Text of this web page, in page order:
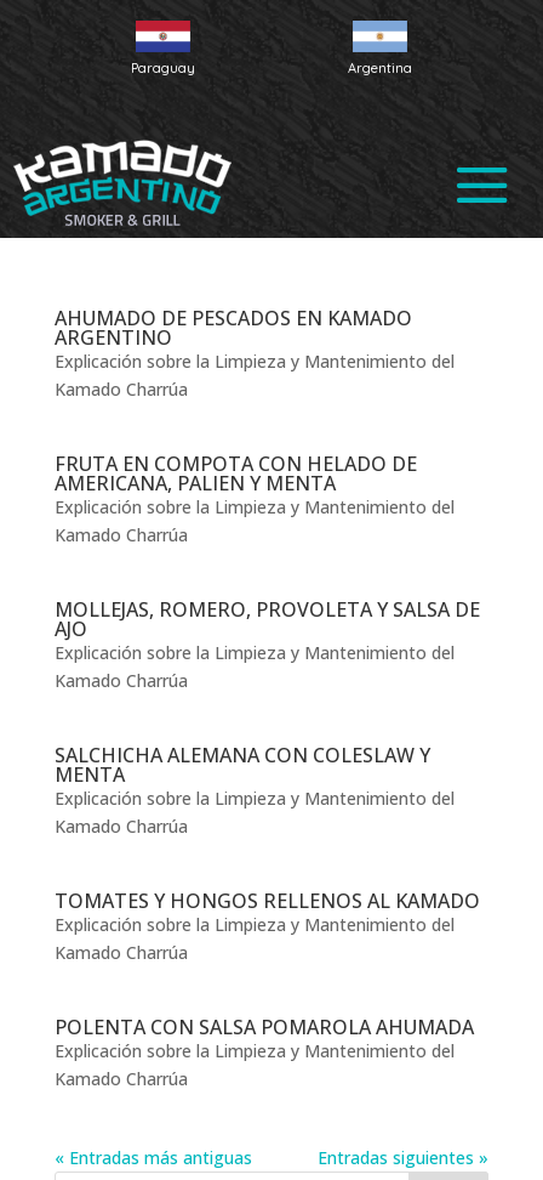
Paraguay Argentina
AHUMADO DE PESCADOS EN KAMADO
ARGENTINO
Explicación sobre la Limpieza y Mantenimiento del
Kamado Charrúa
FRUTA EN COMPOTA CON HELADO DE
AMERICANA, PALIEN Y MENTA
Explicación sobre la Limpieza y Mantenimiento del
Kamado Charrúa
MOLLEJAS, ROMERO, PROVOLETA Y SALSA DE
AJO
Explicación sobre la Limpieza y Mantenimiento del
Kamado Charrúa
SALCHICHA ALEMANA CON COLESLAW Y
MENTA
Explicación sobre la Limpieza y Mantenimiento del
Kamado Charrúa
TOMATES Y HONGOS RELLENOS AL KAMADO
Explicación sobre la Limpieza y Mantenimiento del
Kamado Charrúa
POLENTA CON SALSA POMAROLA AHUMADA
Explicación sobre la Limpieza y Mantenimiento del
Kamado Charrúa
« Entradas más antiguas Entradas siguientes »